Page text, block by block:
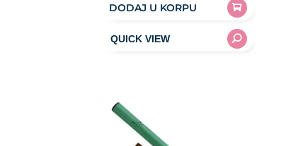
DODAJ U KORPU